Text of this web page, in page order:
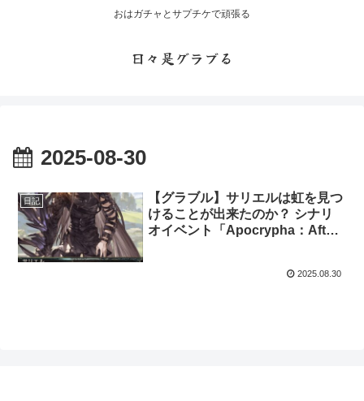
おはガチャとサプチケで頑張る
日々是グラブる
2025-08-30
日記
【グラブル】サリエルは虹を見つ
けることが出来たのか？ シナリ
オイベント「Apocrypha：After
2025.08.30